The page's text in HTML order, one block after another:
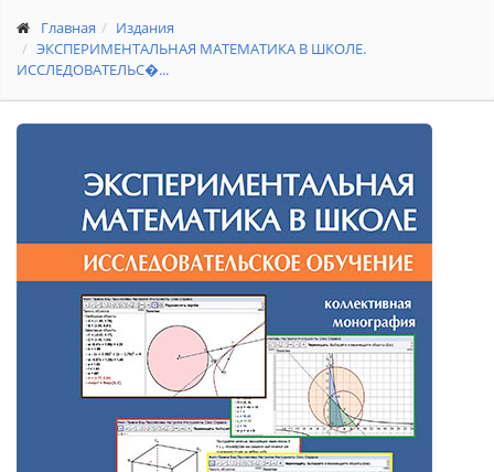
Главная
Издания
ЭКСПЕРИМЕНТАЛЬНАЯ МАТЕМАТИКА В ШКОЛЕ.
ИССЛЕДОВАТЕЛЬС�...